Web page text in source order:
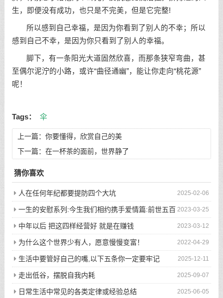
生，即便没有成功，也只是不完美，但是它完整!
所以感到自己幸福，是因为你看到了别人的不幸；所以
感到自己不幸，是因为你只看到了别人的幸福。
脚下，有一条阳光大道固然欣喜，而那条狭窄弯曲，甚
至偶尔泥泞的小路，或许“曲径通幽”，能让你走向“桃花源”
呢！
Tags： 伞
上一篇： 你要懂得，欣赏自己的美
下一篇： 在一杯茶的面前，世界静了
猜你喜欢
2025-02-06
人在任何年纪都要提防四个大坑
2023-03-25
一生的安慰系列:今生我们相约携手爱情篇:前世五百
次的回眸才换来今生的相遇
2023-03-12
中年以后 把这四样经营好 就是在赚钱
2022-04-29
为什么这个世界少有人，愿意慢慢变富！
2025-12-11
生活中要管好自己的嘴,以下五条你一定要牢记
2025-09-07
走出低谷，摆脱自我内耗
2025-06-05
日常生活中常见的各类定律或经验总结